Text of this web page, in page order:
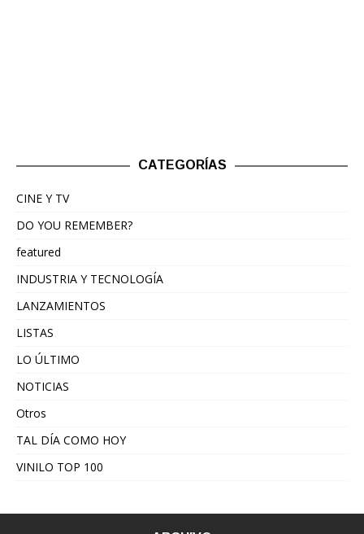
CATEGORÍAS
CINE Y TV
DO YOU REMEMBER?
featured
INDUSTRIA Y TECNOLOGÍA
LANZAMIENTOS
LISTAS
LO ÚLTIMO
NOTICIAS
Otros
TAL DÍA COMO HOY
VINILO TOP 100